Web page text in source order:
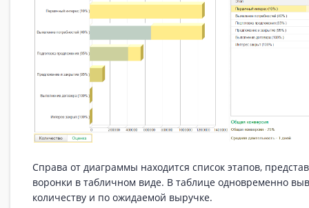
Справа от диаграммы находится список этапов,
воронки в табличном виде. В таблице одновременно
количеству и по ожидаемой выручке.